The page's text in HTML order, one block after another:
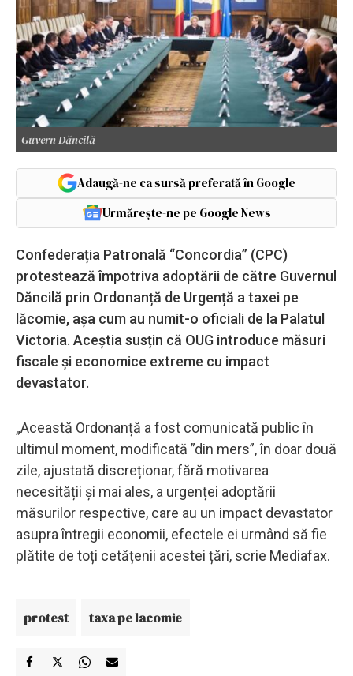
Guvern Dăncilă
Adaugă-ne ca sursă preferată în Google
Urmărește-ne pe Google News
Confederația Patronală “Concordia” (CPC)
protestează împotriva adoptării de către Guvernul
Dăncilă prin Ordonanță de Urgență a taxei pe
lăcomie, așa cum au numit-o oficiali de la Palatul
Victoria. Aceștia susțin că OUG introduce măsuri
fiscale și economice extreme cu impact
devastator.
„Această Ordonanță a fost comunicată public în
ultimul moment, modificată ”din mers”, în doar două
zile, ajustată discreționar, fără motivarea
necesității și mai ales, a urgenței adoptării
măsurilor respective, care au un impact devastator
asupra întregii economii, efectele ei urmând să fie
plătite de toți cetățenii acestei țări, scrie Mediafax.
protest taxa pe lacomie